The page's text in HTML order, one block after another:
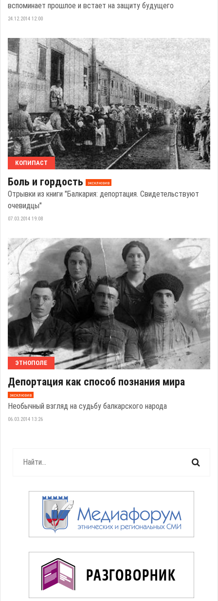
вспоминает прошлое и встает на защиту будущего
24.12.2014 12:00
КОПИПАСТ
Боль и гордость эксклюзив
Отрывки из книги "Балкария: депортация. Свидетельствуют
очевидцы"
07.03.2014 19:08
ЭТНОПОЛЕ
Депортация как способ познания мира
эксклюзив
Необычный взгляд на судьбу балкарского народа
06.03.2014 13:26